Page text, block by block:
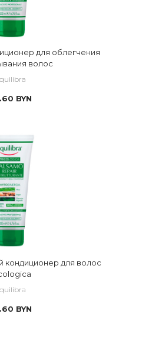
для облегчения
волос
BYN
кондиционер для волос
BYN